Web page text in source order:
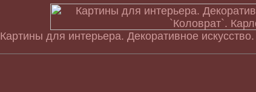
Картины для интерьера. Декоративное